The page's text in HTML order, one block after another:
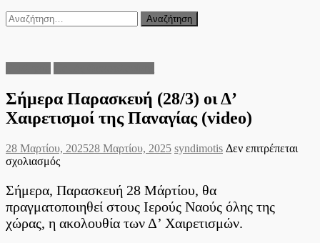
Αναζήτηση
για:
Σήμερα Παρασκευή (28/3) οι Δ’
Χαιρετισμοί της Παναγίας (video)
Posted
on
28 Μαρτίου, 202528 Μαρτίου, 2025 Author
syndimotis Δεν επιτρέπεται
σχολιασμόςστο
Παρασκευή
(28/3)
οι
Δ’
Σήμερα, Παρασκευή 28 Mάρτίου, θα
πραγματοποιηθεί στους Ιερούς Ναούς όλης της
χώρας, η ακολουθία των Δ’ Χαιρετισμών.